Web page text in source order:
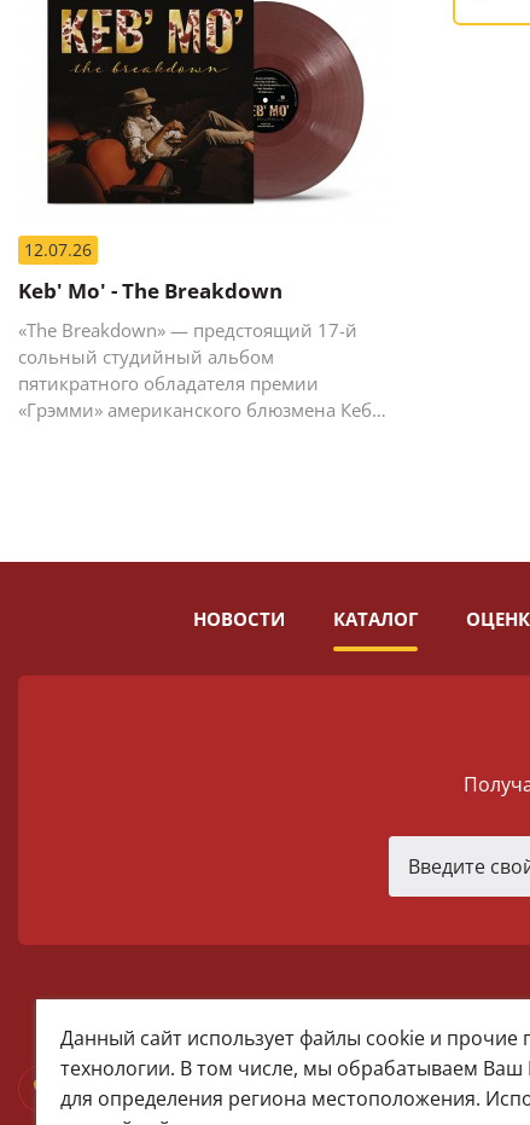
12.07.26
Keb' Mo' - The Breakdown
«The Breakdown» — предстоящий 17-й
сольный студийный альбом
пятикратного обладателя премии
«Грэмми» американского блюзмена Кеба
НОВОСТИ КАТАЛОГ
+7 (922) 025-50-71 (MAX)
Тел:+7 (343) 374-15-67 (Мира 2)
Данный сайт использует файлы cookie и прочие
технологии. В том числе, мы обрабатываем Ваш
для определения региона местоположения.